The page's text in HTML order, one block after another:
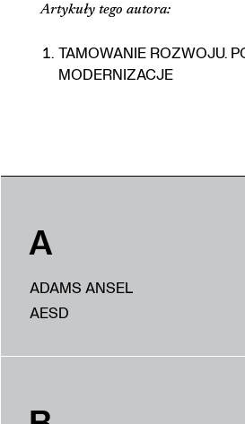
Artykuły tego autora:
TAMOWANIE ROZWOJU.
MODERNIZACJE
A
ADAMS ANSEL
AESD